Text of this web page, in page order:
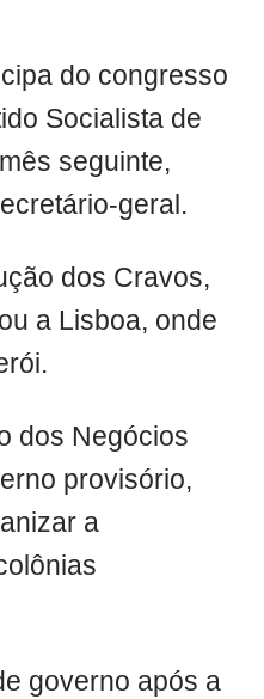
do congresso
Socialista de
seguinte,
geral.
dos Cravos,
a Lisboa, onde
dos Negócios
provisório,
a
governo após a